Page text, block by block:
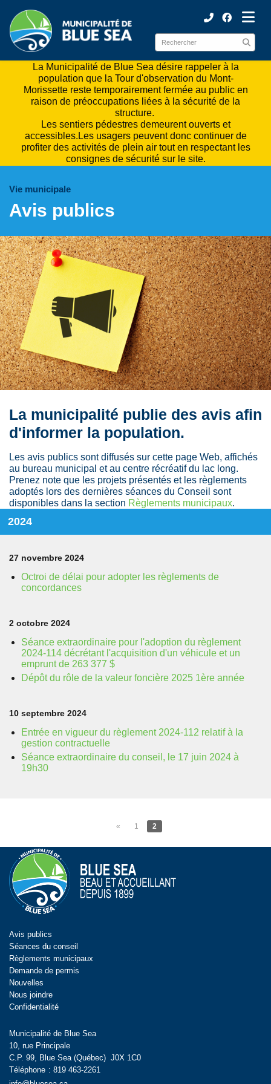
(Municipalité )
(Citoyens )
La Municipalité de Blue Sea désire rappeler à la
population que la Tour d'observation du Mont-
Morissette reste temporairement fermée au public en
raison de préoccupations liées à la sécurité de la
structure.
Les sentiers pédestres demeurent ouverts et
accessibles.Les usagers peuvent donc continuer de
profiter des activités de plein air tout en respectant les
consignes de sécurité sur le site.
Vie municipale
Avis publics
La municipalité publie des avis afin
d'informer la population.
Les avis publics sont diffusés sur cette page Web, affichés
au bureau municipal et au centre récréatif du lac long.
Prenez note que les projets présentés et les règlements
adoptés lors des dernières séances du Conseil sont
disponibles dans la section Règlements municipaux.
2024
27 novembre 2024
Octroi de délai pour adopter les règlements de
concordances
2 octobre 2024
Séance extraordinaire pour l'adoption du règlement
2024-114 décrétant l'acquisition d'un véhicule et un
emprunt de 263 377 $
Dépôt du rôle de la valeur foncière 2025 1ère année
10 septembre 2024
Entrée en vigueur du règlement 2024-112 relatif à la
gestion contractuelle
Séance extraordinaire du conseil, le 17 juin 2024 à
19h30
« 1 2
Avis publics
Séances du conseil
Règlements municipaux
Demande de permis
Nouvelles
Nous joindre
Confidentialité
Municipalité de Blue Sea
10, rue Principale
C.P. 99, Blue Sea (Québec) J0X 1C0
Téléphone : 819 463-2261